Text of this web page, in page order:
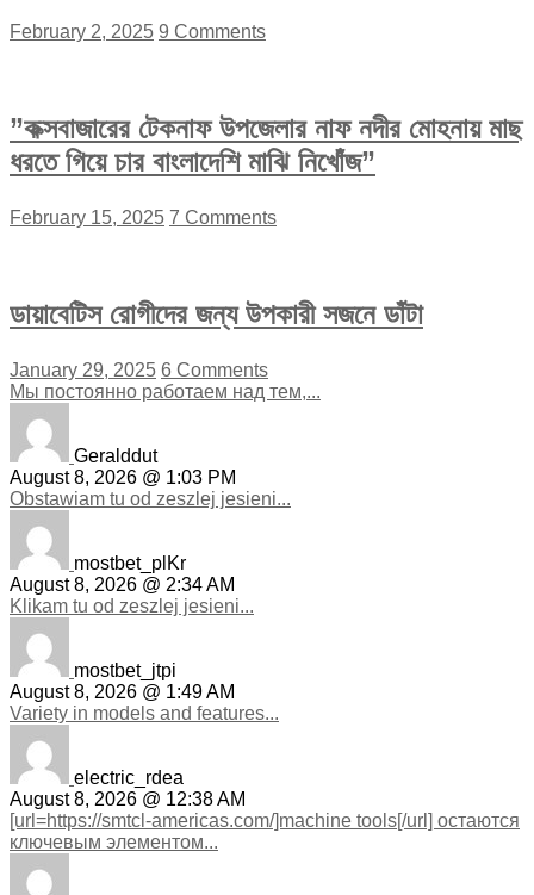
February 2, 2025 9 Comments
”কক্সবাজারের টেকনাফ উপজেলার নাফ নদীর মোহনায় মাছ
ধরতে গিয়ে চার বাংলাদেশি মাঝি নিখোঁজ”
February 15, 2025 7 Comments
ডায়াবেটিস রোগীদের জন্য উপকারী সজনে ডাঁটা
January 29, 2025 6 Comments
Мы постоянно работаем над тем,...
Geralddut
August 8, 2026 @ 1:03 PM
Obstawiam tu od zeszlej jesieni...
mostbet_plKr
August 8, 2026 @ 2:34 AM
Klikam tu od zeszlej jesieni...
mostbet_jtpi
August 8, 2026 @ 1:49 AM
Variety in models and features...
electric_rdea
August 8, 2026 @ 12:38 AM
[url=https://smtcl-americas.com/]machine tools[/url] остаются
ключевым элементом...